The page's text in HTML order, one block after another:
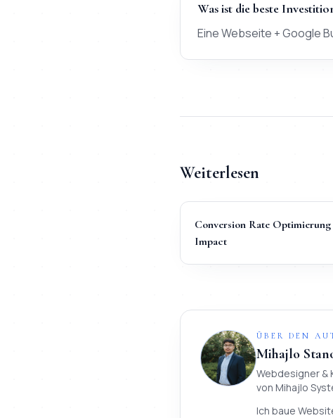
Was ist die beste
Eine Webseite + Google
Weiterlesen
Conversion Rate
Impact
ÜBER DEN
Mihajlo
Webdesigner &
von Mihajlo
Ich baue